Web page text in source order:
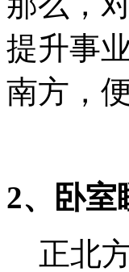
提升事
南方，
2、卧室
正北方